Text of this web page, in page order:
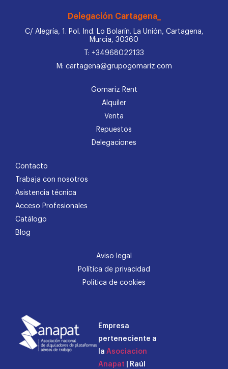
Delegación Cartagena_
C/ Alegría, 1. Pol. Ind. Lo Bolarín. La Unión, Cartagena,
Murcia, 30360
T: +34968022133
M: cartagena@grupogomariz.com
Gomariz Rent
Alquiler
Venta
Repuestos
Delegaciones
Contacto
Trabaja con nosotros
Asistencia técnica
Acceso Profesionales
Catálogo
Blog
Aviso legal
Política de privacidad
Política de cookies
Empresa
perteneciente a
la Asociacion
Anapat | Raúl